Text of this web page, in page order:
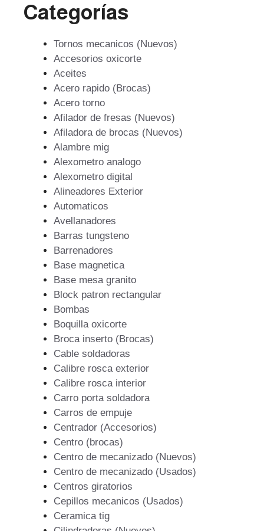
Categorías
Tornos mecanicos (Nuevos)
Accesorios oxicorte
Aceites
Acero rapido (Brocas)
Acero torno
Afilador de fresas (Nuevos)
Afiladora de brocas (Nuevos)
Alambre mig
Alexometro analogo
Alexometro digital
Alineadores Exterior
Automaticos
Avellanadores
Barras tungsteno
Barrenadores
Base magnetica
Base mesa granito
Block patron rectangular
Bombas
Boquilla oxicorte
Broca inserto (Brocas)
Cable soldadoras
Calibre rosca exterior
Calibre rosca interior
Carro porta soldadora
Carros de empuje
Centrador (Accesorios)
Centro (brocas)
Centro de mecanizado (Nuevos)
Centro de mecanizado (Usados)
Centros giratorios
Cepillos mecanicos (Usados)
Ceramica tig